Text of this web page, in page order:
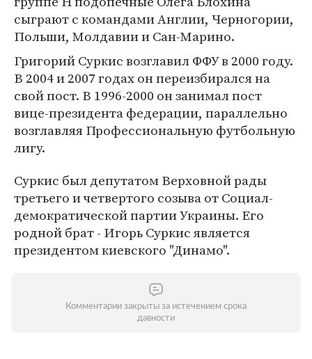
сыграют с командами Англии, Черногории,
Польши, Молдавии и Сан-Марино.
Григорий Суркис возглавил ФФУ в 2000 году.
В 2004 и 2007 годах он переизбирался на
свой пост. В 1996-2000 он занимал пост
вице-президента федерации, параллельно
возглавляя Профессиональную футбольную
лигу.
Суркис был депутатом Верховной рады
третьего и четвертого созыва от Социал-
демократической партии Украины. Его
родной брат - Игорь Суркис является
президентом киевского "Динамо".
Комментарии закрыты за истечением срока
давности